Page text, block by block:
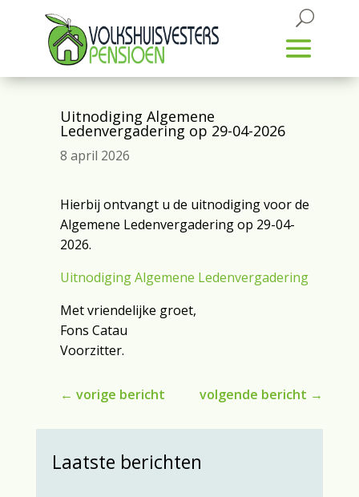
Uitnodiging Algemene
Ledenvergadering op 29-04-2026
8 april 2026
Hierbij ontvangt u de uitnodiging voor de
Algemene Ledenvergadering op 29-04-
2026.
Uitnodiging Algemene Ledenvergadering
Met vriendelijke groet,
Fons Catau
Voorzitter.
← vorige bericht volgende bericht →
Laatste berichten